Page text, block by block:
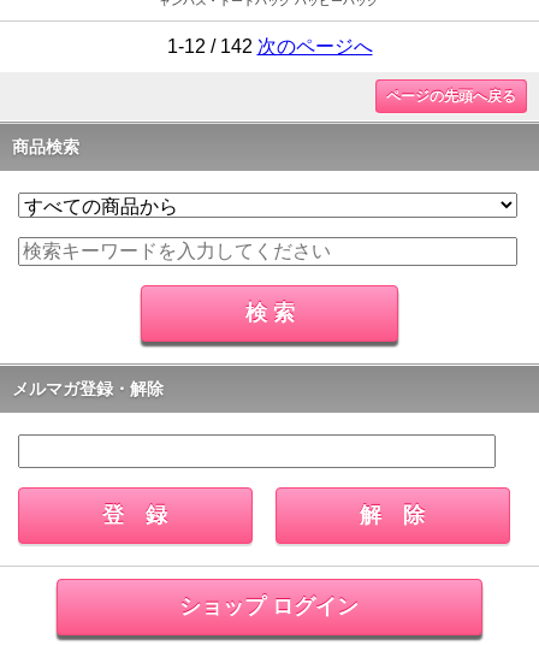
1-12 / 142 次のページへ
ページの先頭へ戻る
商品検索
メルマガ登録・解除
ショップ ログイン